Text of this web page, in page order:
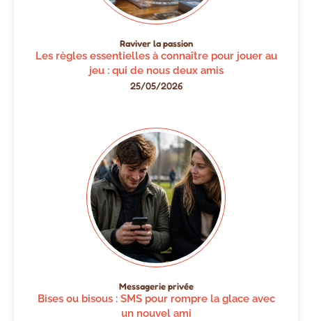
Raviver la passion
Les règles essentielles à connaître pour jouer au
jeu : qui de nous deux amis
25/05/2026
Messagerie privée
Bises ou bisous : SMS pour rompre la glace avec
un nouvel ami